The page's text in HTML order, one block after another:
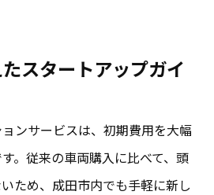
スタートアップガイ
ンサービスは、初期費用を大幅
。従来の車両購入に比べて、頭
ため、成田市内でも手軽に新し